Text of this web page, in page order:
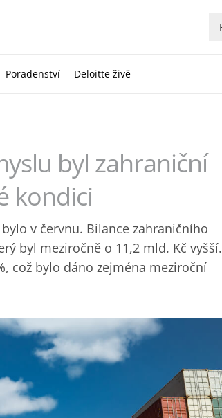
Poradenství Deloitte živě
byl zahraniční
kondici
v červnu. Bilance zahraničního
byl meziročně o 11,2 mld. Kč vyšší.
což bylo dáno zejména meziroční